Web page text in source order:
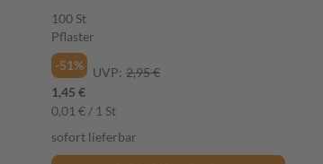
100 St
Pflaster
-51%
UVP: 2,95 €
1,45 €
0,01 € / 1 St
sofort lieferbar